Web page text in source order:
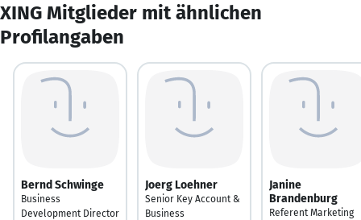
XING Mitglieder mit ähnlichen
Profilangaben
Bernd Schwinge
Business
Development Director
Joerg Loehner
Senior Key Account &
Business
Janine
Brandenburg
Referent Marketing